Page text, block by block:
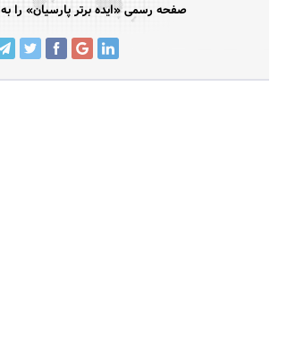
صفحه رسمی «ایده برتر پارسیان» را